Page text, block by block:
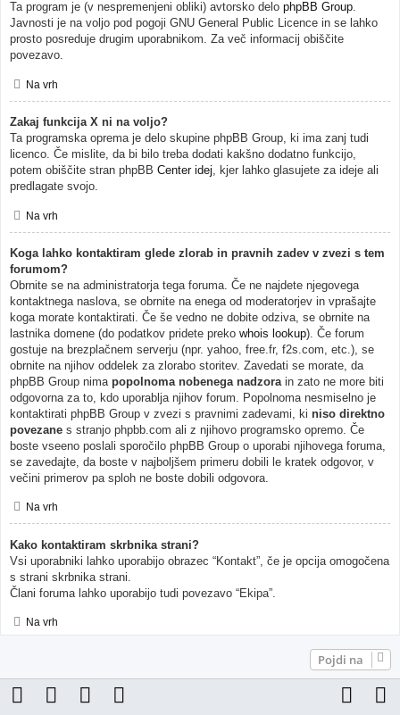
Ta program je (v nespremenjeni obliki) avtorsko delo phpBB Group.
Javnosti je na voljo pod pogoji GNU General Public Licence in se lahko
prosto posreduje drugim uporabnikom. Za več informacij obiščite
povezavo.
Na vrh
Zakaj funkcija X ni na voljo?
Ta programska oprema je delo skupine phpBB Group, ki ima zanj tudi
licenco. Če mislite, da bi bilo treba dodati kakšno dodatno funkcijo,
potem obiščite stran phpBB Center idej, kjer lahko glasujete za ideje ali
predlagate svojo.
Na vrh
Koga lahko kontaktiram glede zlorab in pravnih zadev v zvezi s tem
forumom?
Obrnite se na administratorja tega foruma. Če ne najdete njegovega
kontaktnega naslova, se obrnite na enega od moderatorjev in vprašajte
koga morate kontaktirati. Če še vedno ne dobite odziva, se obrnite na
lastnika domene (do podatkov pridete preko whois lookup). Če forum
gostuje na brezplačnem serverju (npr. yahoo, free.fr, f2s.com, etc.), se
obrnite na njihov oddelek za zlorabo storitev. Zavedati se morate, da
phpBB Group nima popolnoma nobenega nadzora in zato ne more biti
odgovorna za to, kdo uporablja njihov forum. Popolnoma nesmiselno je
kontaktirati phpBB Group v zvezi s pravnimi zadevami, ki niso direktno
povezane s stranjo phpbb.com ali z njihovo programsko opremo. Če
boste vseeno poslali sporočilo phpBB Group o uporabi njihovega foruma,
se zavedajte, da boste v najboljšem primeru dobili le kratek odgovor, v
večini primerov pa sploh ne boste dobili odgovora.
Na vrh
Kako kontaktiram skrbnika strani?
Vsi uporabniki lahko uporabijo obrazec “Kontakt”, če je opcija omogočena
s strani skrbnika strani.
Člani foruma lahko uporabijo tudi povezavo “Ekipa”.
Na vrh
Pojdi na